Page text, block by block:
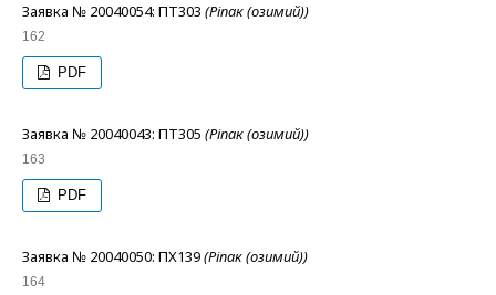
Заявка № 20040054: ПТ303 (Ріпак (озимий))
162
PDF
Заявка № 20040043: ПТ305 (Ріпак (озимий))
163
PDF
Заявка № 20040050: ПХ139(Ріпак (озимий))
164